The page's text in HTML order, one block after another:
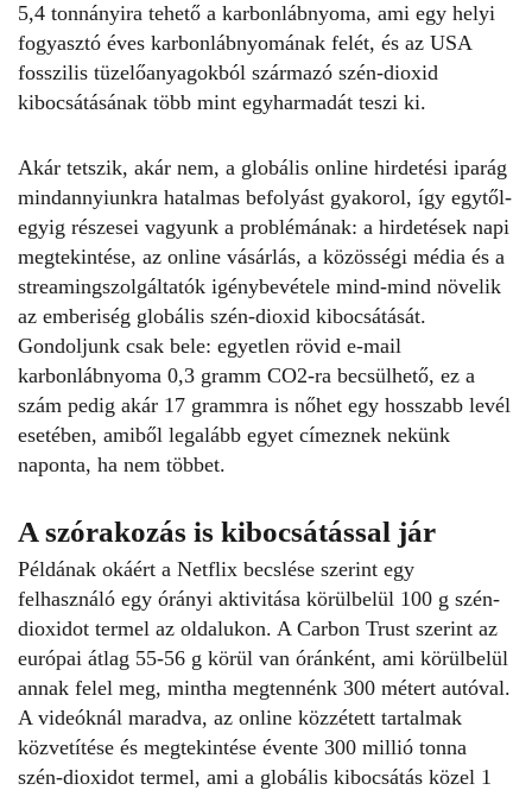
5,4 tonnányira tehető a karbonlábnyoma, ami egy helyi
fogyasztó éves karbonlábnyomának felét, és az USA
fosszilis tüzelőanyagokból származó szén-dioxid
kibocsátásának több mint egyharmadát teszi ki.
Akár tetszik, akár nem, a globális online hirdetési iparág
mindannyiunkra hatalmas befolyást gyakorol, így egytől-
egyig részesei vagyunk a problémának: a hirdetések napi
megtekintése, az online vásárlás, a közösségi média és a
streamingszolgáltatók igénybevétele mind-mind növelik
az emberiség globális szén-dioxid kibocsátását.
Gondoljunk csak bele: egyetlen rövid e-mail
karbonlábnyoma 0,3 gramm CO2-ra becsülhető, ez a
szám pedig akár 17 grammra is nőhet egy hosszabb levél
esetében, amiből legalább egyet címeznek nekünk
naponta, ha nem többet.
A szórakozás is kibocsátással jár
Példának okáért a Netflix becslése szerint egy
felhasználó egy órányi aktivitása körülbelül 100 g szén-
dioxidot termel az oldalukon. A Carbon Trust szerint az
európai átlag 55-56 g körül van óránként, ami körülbelül
annak felel meg, mintha megtennénk 300 métert autóval.
A videóknál maradva, az online közzétett tartalmak
közvetítése és megtekintése évente 300 millió tonna
szén-dioxidot termel, ami a globális kibocsátás közel 1